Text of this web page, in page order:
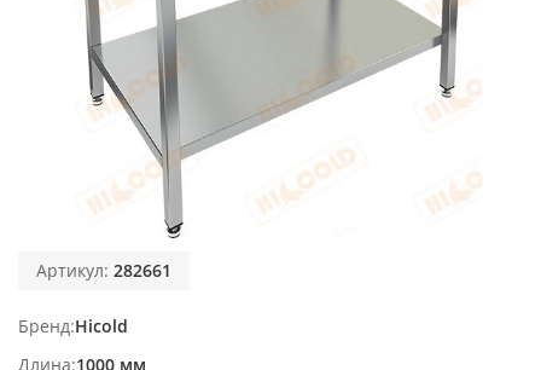
Артикул: 282661
Бренд Hicold
Длина 1000 мм